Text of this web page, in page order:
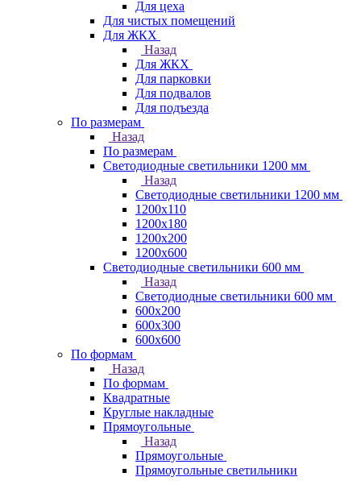
Для цеха
Для чистых помещений
Для ЖКХ
Назад
Для ЖКХ
Для парковки
Для подвалов
Для подъезда
По размерам
Назад
По размерам
Светодиодные светильники 1200 мм
Назад
Светодиодные светильники 1200 мм
1200х110
1200х180
1200х200
1200х600
Светодиодные светильники 600 мм
Назад
Светодиодные светильники 600 мм
600х200
600х300
600х600
По формам
Назад
По формам
Квадратные
Круглые накладные
Прямоугольные
Назад
Прямоугольные
Прямоугольные светильники